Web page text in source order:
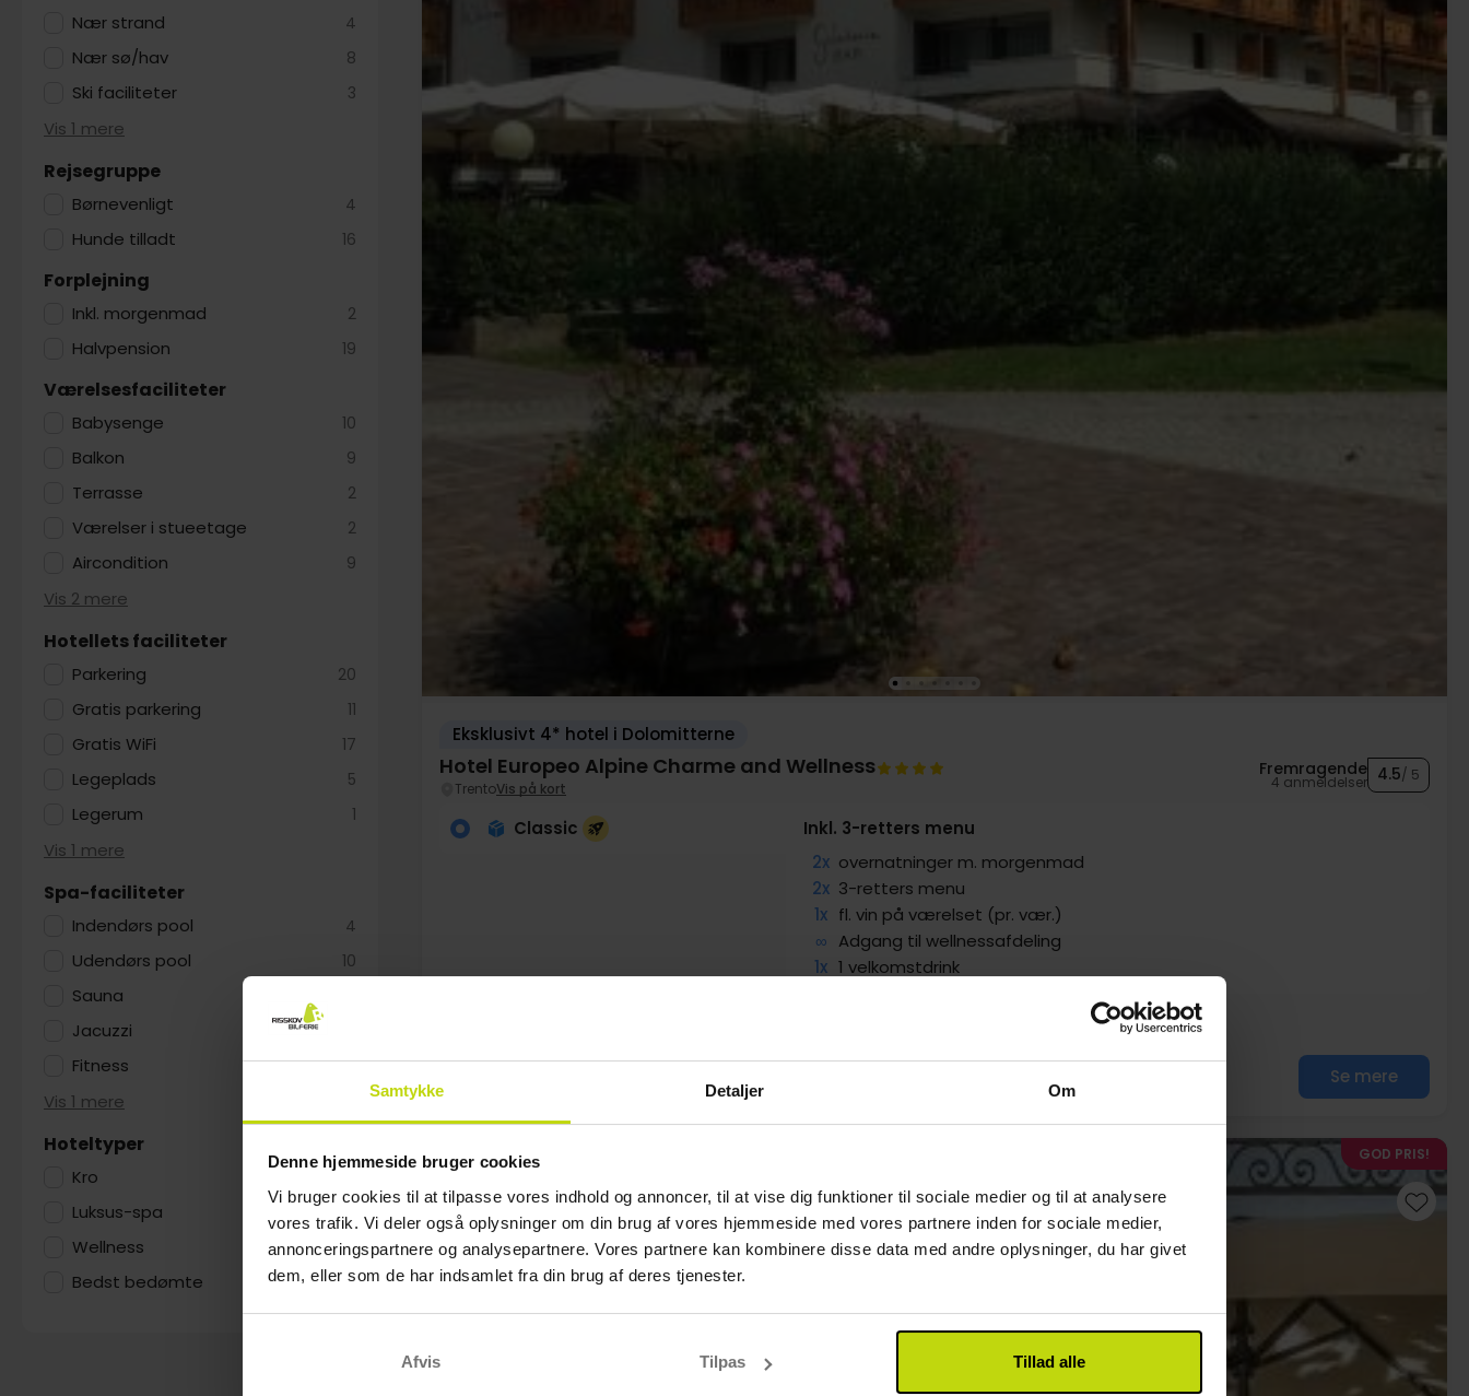
Samtykke Detaljer Om
Denne hjemmeside bruger cookies
Vi bruger cookies til at tilpasse vores indhold og annoncer, til at vise dig funktioner til sociale medier og til at analysere
vores trafik. Vi deler også oplysninger om din brug af vores hjemmeside med vores partnere inden for sociale medier,
annonceringspartnere og analysepartnere. Vores partnere kan kombinere disse data med andre oplysninger, du har givet
dem, eller som de har indsamlet fra din brug af deres tjenester.
Afvis Tilpas Tillad alle
Nær strand 4
Nær sø/hav 8
Ski faciliteter 3
Vis 1 mere
Rejsegruppe
Børnevenligt 4
Hunde tilladt 16
Forplejning
Inkl. morgenmad 2
Halvpension 19
Værelsesfaciliteter
Babysenge 10
Balkon 9
Terrasse 2
Værelser i stueetage 2
Aircondition 9
Vis 2 mere
Hotellets faciliteter
Parkering 20
Gratis parkering 11
Gratis WiFi 17
Legeplads 5
Legerum 1
Vis 1 mere
Spa-faciliteter
Indendørs pool 4
Udendørs pool 10
Sauna
Jacuzzi
Fitness 5
Vis 1 mere
Hoteltyper
Kro
Luksus-spa 6
Wellness 2
Bedst bedømte 21
Eksklusivt 4* hotel i Dolomitterne
Hotel Europeo Alpine Charme and Wellness
TrentoVis på kort
Fremragende
4 anmeldelser 4.5/ 5
Classic
Inkl. 3-retters menu
2x overnatninger m. morgenmad
2x 3-retters menu
1x fl. vin på værelset (pr. vær.)
∞ Adgang til wellnessafdeling
1x 1 velkomstdrink
Aug pp1799,- Sep pp1439,-
I alt 2878,- Se mere
GOD PRIS!